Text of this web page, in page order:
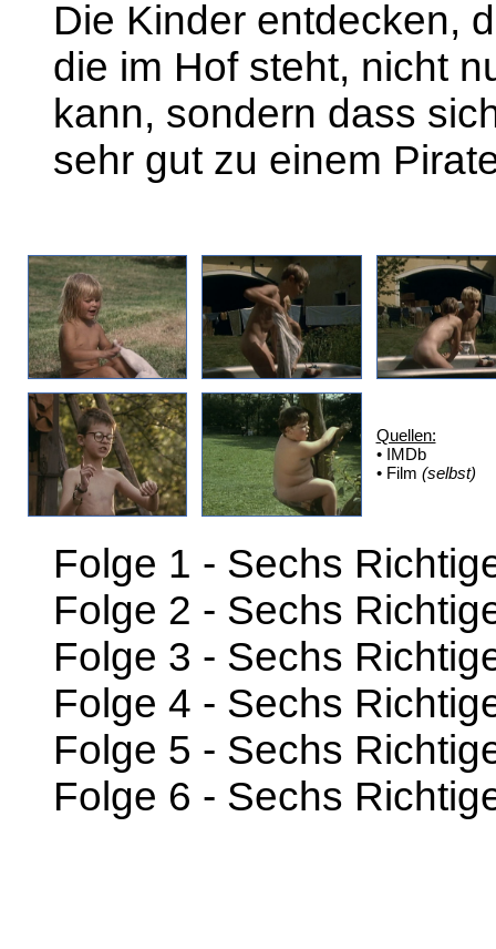
Die Kinder entdecken,
die im Hof steht, nicht
kann, sondern dass
sehr gut zu einem
Quellen:
• IMDb
• Film (selbst)
Folge 1 - Sechs
Folge 2 - Sechs
Folge 3 - Sechs
Folge 4 - Sechs
Folge 5 - Sechs
Folge 6 - Sechs